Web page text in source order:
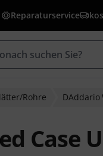
Reparaturservice
Rohre DAddario
Case